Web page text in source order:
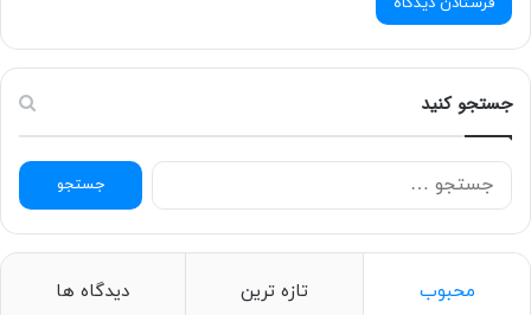
جستجو کنید
ج
س
ج
محبوب تازه ترین دیدگاه ها